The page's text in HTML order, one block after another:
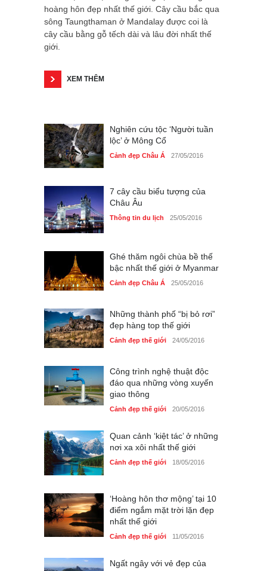
hoàng hôn đẹp nhất thế giới. Cây cầu bắc qua
sông Taungthaman ở Mandalay được coi là
cây cầu bằng gỗ tếch dài và lâu đời nhất thế
giới.
XEM THÊM
Nghiên cứu tộc ‘Người tuần
lộc’ ở Mông Cổ
Cảnh đẹp Châu Á 27/05/2016
7 cây cầu biểu tượng của
Châu Âu
Thông tin du lịch 25/05/2016
Ghé thăm ngôi chùa bề thế
bậc nhất thế giới ở Myanmar
Cảnh đẹp Châu Á 25/05/2016
Những thành phố “bị bỏ rơi”
đẹp hàng top thế giới
Cảnh đẹp thế giới 24/05/2016
Công trình nghệ thuật độc
đáo qua những vòng xuyến
giao thông
Cảnh đẹp thế giới 20/05/2016
Quan cảnh ‘kiệt tác’ ở những
nơi xa xôi nhất thế giới
Cảnh đẹp thế giới 18/05/2016
‘Hoàng hôn thơ mộng’ tại 10
điểm ngắm mặt trời lặn đẹp
nhất thế giới
Cảnh đẹp thế giới 11/05/2016
Ngất ngây với vẻ đẹp của